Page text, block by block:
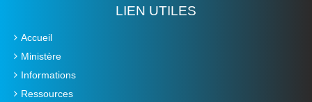
LIEN UTILES
Accueil
Ministère
Informations
Ressources